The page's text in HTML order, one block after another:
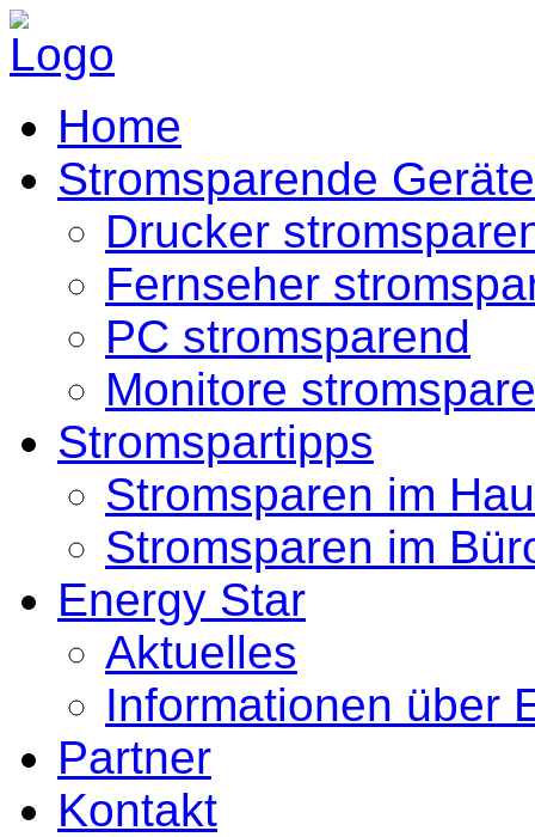
Home
Stromsparende Geräte
Drucker
Fernseher
PC stromsparend
Monitore
Stromspartipps
Stromsparen im
Stromsparen im
Energy Star
Aktuelles
Informationen über
Partner
Kontakt